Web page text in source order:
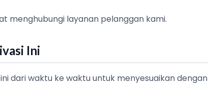
menghubungi layanan pelanggan kami.
Ini
dari waktu ke waktu untuk menyesuaikan dengan